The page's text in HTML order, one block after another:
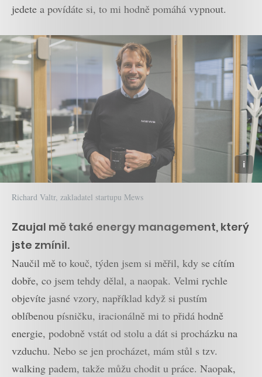
jedete a povídáte si, to mi hodně pomáhá vypnout.
Richard Valtr, zakladatel startupu Mews
Zaujal mě také energy management, který
jste zmínil.
Naučil mě to kouč, týden jsem si měřil, kdy se cítím
dobře, co jsem tehdy dělal, a naopak. Velmi rychle
objevíte jasné vzory, například když si pustím
oblíbenou písničku, iracionálně mi to přidá hodně
energie, podobně vstát od stolu a dát si procházku na
vzduchu. Nebo se jen procházet, mám stůl s tzv.
walking padem, takže můžu chodit u práce. Naopak,